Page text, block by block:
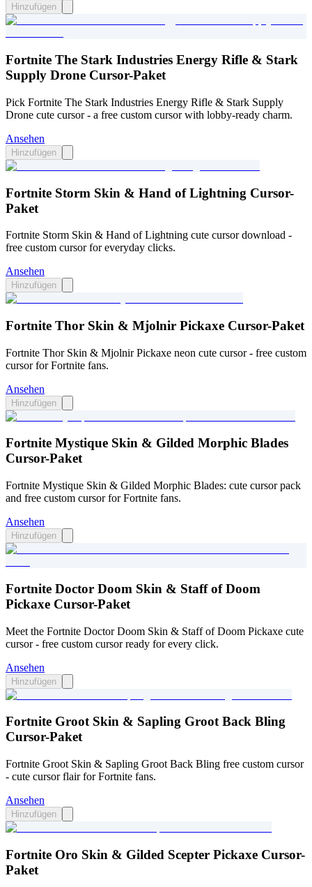
Hinzufügen
Fortnite The Stark Industries Energy Rifle & Stark
Supply Drone Cursor-Paket
Pick Fortnite The Stark Industries Energy Rifle & Stark Supply
Drone cute cursor - a free custom cursor with lobby-ready charm.
Ansehen
Hinzufügen
Fortnite Storm Skin & Hand of Lightning Cursor-
Paket
Fortnite Storm Skin & Hand of Lightning cute cursor download -
free custom cursor for everyday clicks.
Ansehen
Hinzufügen
Fortnite Thor Skin & Mjolnir Pickaxe Cursor-Paket
Fortnite Thor Skin & Mjolnir Pickaxe neon cute cursor - free custom
cursor for Fortnite fans.
Ansehen
Hinzufügen
Fortnite Mystique Skin & Gilded Morphic Blades
Cursor-Paket
Fortnite Mystique Skin & Gilded Morphic Blades: cute cursor pack
and free custom cursor for Fortnite fans.
Ansehen
Hinzufügen
Fortnite Doctor Doom Skin & Staff of Doom
Pickaxe Cursor-Paket
Meet the Fortnite Doctor Doom Skin & Staff of Doom Pickaxe cute
cursor - free custom cursor ready for every click.
Ansehen
Hinzufügen
Fortnite Groot Skin & Sapling Groot Back Bling
Cursor-Paket
Fortnite Groot Skin & Sapling Groot Back Bling free custom cursor
- cute cursor flair for Fortnite fans.
Ansehen
Hinzufügen
Fortnite Oro Skin & Gilded Scepter Pickaxe Cursor-
Paket